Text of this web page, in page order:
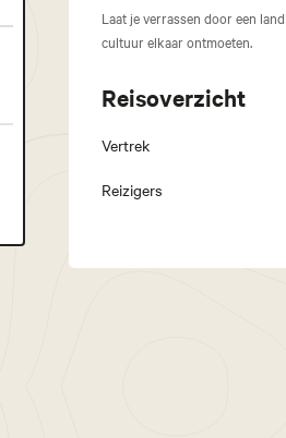
Laat je verrassen door een
cultuur elkaar ontmoeten.
Reisoverzicht
Vertrek
Reizigers